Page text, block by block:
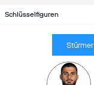
Schlüsselfiguren
Stürmer